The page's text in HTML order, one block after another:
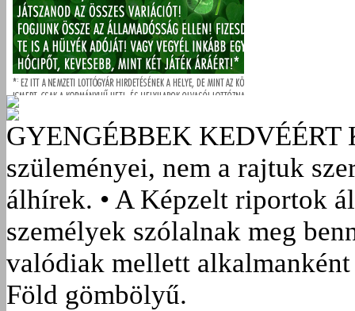
GYENGÉBBEK KEDVÉÉRT
szüleményei, nem a rajtuk
álhírek. • A Képzelt riportok
személyek szólalnak meg
valódiak mellett
Föld gömbölyű.